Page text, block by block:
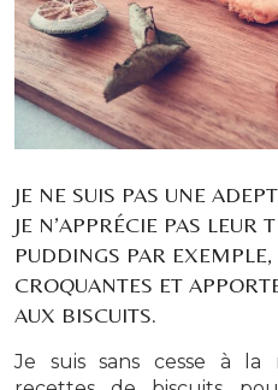
JE NE SUIS PAS UNE
JE N’APPRÉCIE PAS LEUR
PUDDINGS PAR
CROQUANTES ET
AUX BISCUITS.
Je suis sans cesse à la